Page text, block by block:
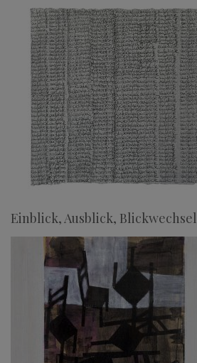
Einblick, Ausblick, Blickwechsel